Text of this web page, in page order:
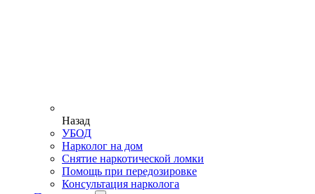
Назад
УБОД
Нарколог на дом
Снятие наркотической ломки
Помощь при передозировке
Консультация нарколога